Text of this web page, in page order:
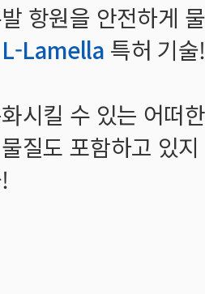
항원을 안전하게
L-Lamella 특허 기술!
시킬 수 있는 어떠
질도 포함하고 있